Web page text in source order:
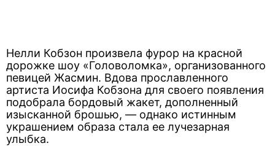
Нелли Кобзон произвела фурор на красной
дорожке шоу «Головоломка», организованного
певицей Жасмин. Вдова прославленного
артиста Иосифа Кобзона для своего появления
подобрала бордовый жакет, дополненный
изысканной брошью, — однако истинным
украшением образа стала ее лучезарная
улыбка.